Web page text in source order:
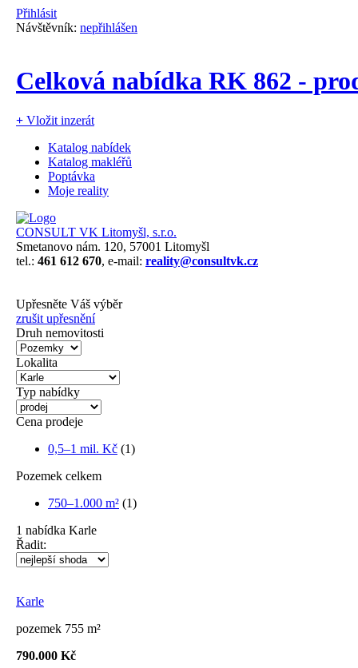
Přihlásit
Návštěvník: nepřihlášen
Celková nabídka RK 862 -
+ Vložit inzerát
Katalog nabídek
Katalog makléřů
Poptávka
Moje reality
CONSULT VK Litomyšl, s.r.o.
Smetanovo nám. 120, 57001 Litomyšl
tel.: 461 612 670, e-mail: reality@consultvk.cz
Upřesněte Váš výběr
zrušit upřesnění
Druh nemovitosti
Lokalita
Typ nabídky
Cena prodeje
0,5–1 mil. Kč (1)
Pozemek celkem
750–1.000 m² (1)
1 nabídka Karle
Řadit:
Karle
pozemek 755 m²
790.000 Kč